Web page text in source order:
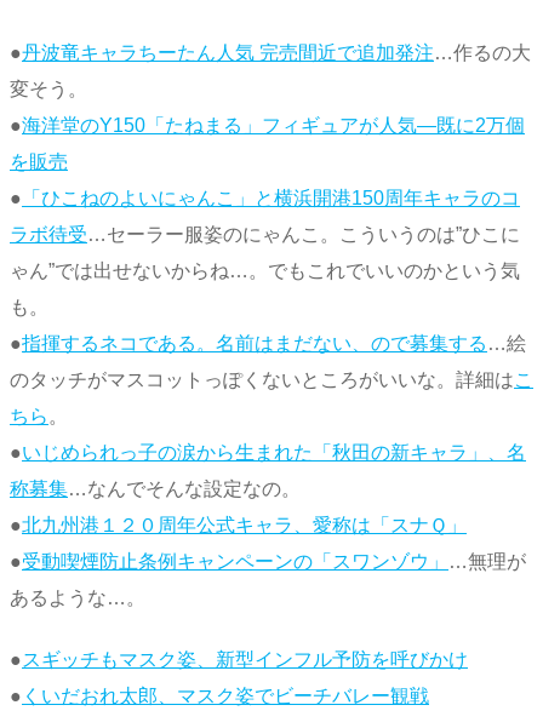
●丹波竜キャラちーたん人気 完売間近で追加発注…作るの大
変そう。
●海洋堂のY150「たねまる」フィギュアが人気―既に2万個
を販売
● 「ひこねのよいにゃんこ」と横浜開港150周年キャラのコ
ラボ待受…セーラー服姿のにゃんこ。こういうのは”ひこに
ゃん”では出せないからね…。でもこれでいいのかという気
も。
●指揮するネコである。名前はまだない、ので募集する …絵
のタッチがマスコットっぽくないところがいいな。詳細はこ
ちら 。
●いじめられっ子の涙から生まれた「秋田の新キャラ」、名
称募集…なんでそんな設定なの。
●北九州港１２０周年公式キャラ、愛称は「スナＱ」
●受動喫煙防止条例キャンペーンの「スワンゾウ」
…無理が
あるような…。
●スギッチもマスク姿、新型インフル予防を呼びかけ
● くいだおれ太郎、マスク姿でビーチバレー観戦